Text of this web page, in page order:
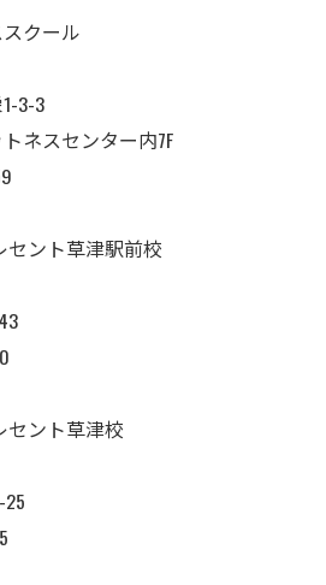
クール
3-3
ネスセンター内7F
セント草津駅前校
セント草津校